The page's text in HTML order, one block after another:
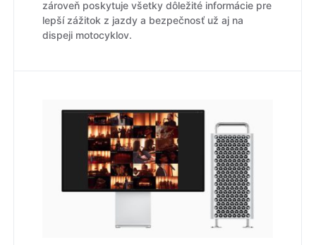
zároveň poskytuje všetky dôležité informácie pre
lepší zážitok z jazdy a bezpečnosť už aj na
dispeji motocyklov.